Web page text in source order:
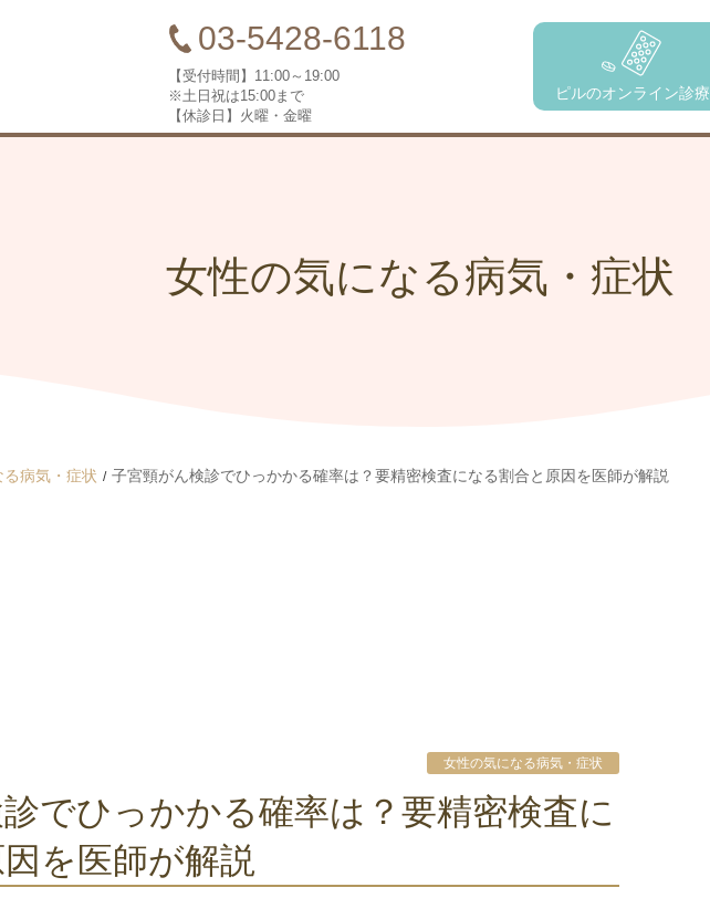
03-5428-6118
【受付時間】 11:00～19:00
※土日祝は15:00まで
【休診日】 火曜・金曜
ピルのオンライン診療
女性の気になる病気・症状
病気・症状 子宮頸がん検診でひっかかる確率は？要精密検査になる割合と原因を医師が解説
女性の気になる病気・症状
を医師が解説